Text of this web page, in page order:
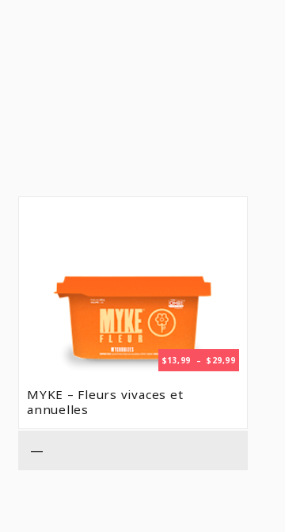
$13,99 – $ 29,99PLAGE
DE
MYKE – Fleurs vivaces et
annuelles
—